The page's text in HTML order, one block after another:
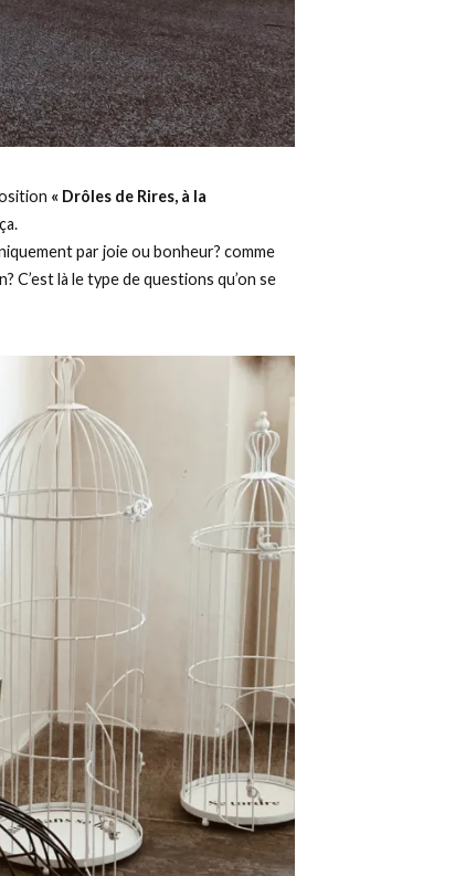
« Drôles de Rires, à la
par joie ou bonheur? comme
C’est là le type de questions qu’on se